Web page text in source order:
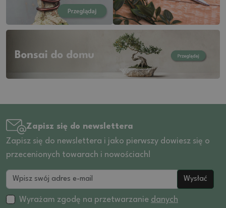
Zapisz się do newslettera
Zapisz się do newslettera i jako pierwszy dowiesz się o
przecenionych towarach i nowościach!
Wysłać
Wyrażam zgodę na przetwarzanie danych